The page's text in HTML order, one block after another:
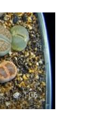
106